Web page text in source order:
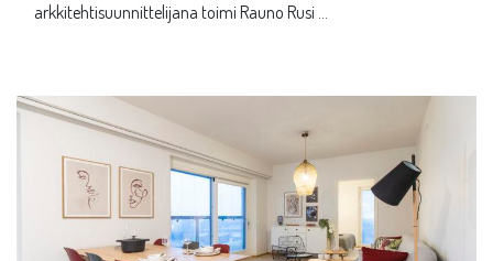
arkkitehtisuunnittelijana toimi Rauno Rusi …